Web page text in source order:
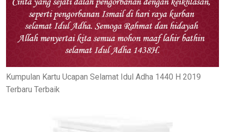
Kumpulan Kartu Ucapan Selamat Idul Adha 1440 H 2019
Terbaru Terbaik